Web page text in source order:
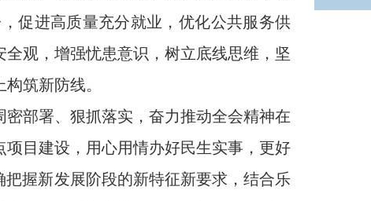
促进高质量充分就业，优化公共服务供
观，增强忧患意识，树立底线思维，坚
筑新防线。
部署、狠抓落实，奋力推动全会精神在
目建设，用心用情办好民生实事，更好
握新发展阶段的新特征新要求，结合乐